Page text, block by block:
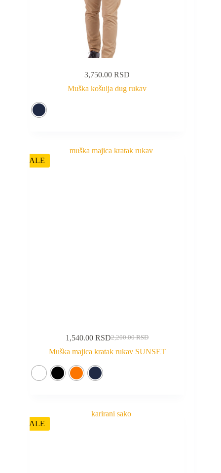
3,750.00RSD
Muška košulja dug rukav
SALE
2,200.00RSD
1,540.00RSD
Muška majica kratak rukav SUNSET
SALE